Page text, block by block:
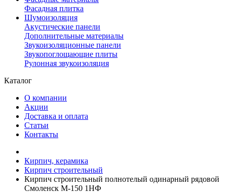
Фасадная плитка
Шумоизоляция
Акустические панели
Дополнительные материалы
Звукоизоляционные панели
Звукопоглощающие плиты
Рулонная звукоизоляция
Каталог
О компании
Акции
Доставка и оплата
Статьи
Контакты
Кирпич, керамика
Кирпич строительный
Кирпич строительный полнотелый одинарный рядовой
Смоленск М-150 1НФ